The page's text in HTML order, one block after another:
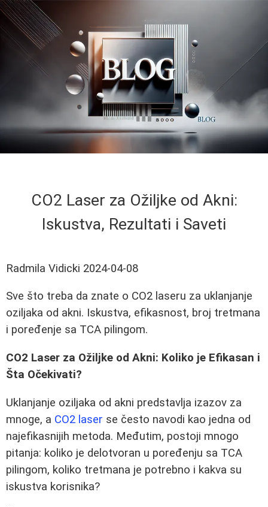
CO2 Laser za Ožiljke od Akni:
Iskustva, Rezultati i Saveti
Radmila Vidicki 2024-04-08
Sve što treba da znate o CO2 laseru za uklanjanje
oziljaka od akni. Iskustva, efikasnost, broj tretmana
i poređenje sa TCA pilingom.
CO2 Laser za Ožiljke od Akni: Koliko je Efikasan i
Šta Očekivati?
Uklanjanje oziljaka od akni predstavlja izazov za
mnoge, a CO2 laser se često navodi kao jedna od
najefikasnijih metoda. Međutim, postoji mnogo
pitanja: koliko je delotvoran u poređenju sa TCA
pilingom, koliko tretmana je potrebno i kakva su
iskustva korisnika?